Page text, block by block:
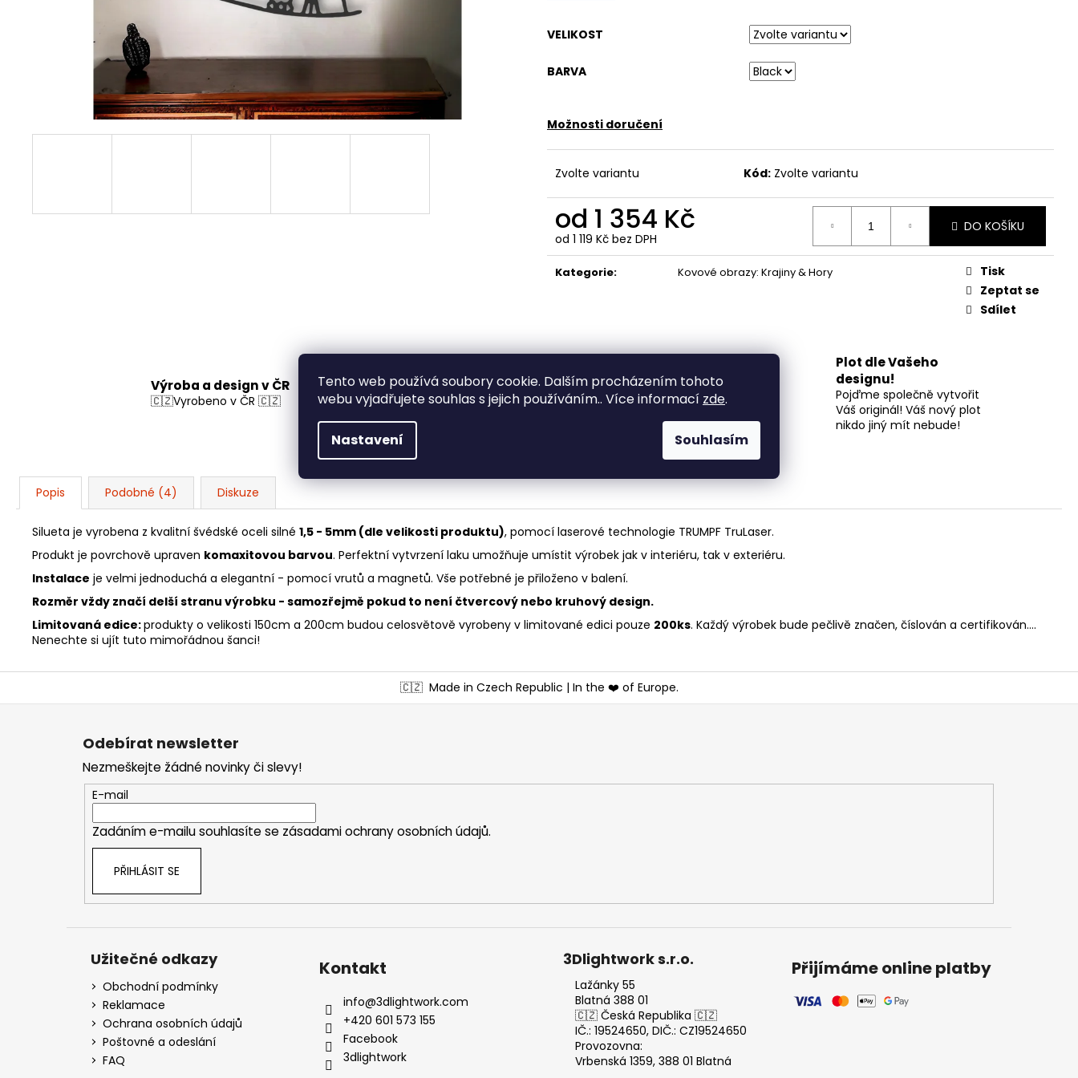
Tento web používá soubory cookie. Dalším procházením tohoto
webu vyjadřujete souhlas s jejich používáním.. Více informací zde.
Nastavení Souhlasím
VELIKOST
BARVA
Možnosti doručení
Zvolte variantu Kód: Zvolte variantu
od 1 354 Kč
od 1 119 Kč bez DPH
Měrná
cena:
DO KOŠÍKU
Kategorie: Kovové obrazy: Krajiny & Hory
Tisk
Zeptat se
Sdílet
Výroba a design v ČR
🇨🇿Vyrobeno v ČR 🇨🇿
Výroba na míru
Výroba přesně dle Vašich
požadavků a přání.
řemeslo!
Moderní technologie a 18
let zkušeností!
Plot dle Vašeho
designu!
Pojďme společně vytvořit
Váš originál! Váš nový plot
nikdo jiný mít nebude!
Popis Podobné (4) Diskuze
Silueta je vyrobena z kvalitní švédské oceli silné 1,5 - 5mm (dle velikosti produktu), pomocí laserové technologie TRUMPF TruLaser.
Produkt je povrchově upraven komaxitovou barvou. Perfektní vytvrzení laku umožňuje umístit výrobek jak v interiéru, tak v exteriéru.
Instalace je velmi jednoduchá a elegantní - pomocí vrutů a magnetů. Vše potřebné je přiloženo v balení.
Rozměr vždy značí delší stranu výrobku - samozřejmě pokud to není čtvercový nebo kruhový design.
Limitovaná edice:produkty o velikosti 150cm a 200cm budou celosvětově vyrobeny v limitované edici pouze 200ks. Každý výrobek bude pečlivě značen, číslován a certifikován....
Nenechte si ujít tuto mimořádnou šanci!
Z
á
🇨🇿 Made in Czech Republic | In the ❤️ of Europe.
Odebírat newsletter
Nezmeškejte žádné novinky či slevy!
E-mail
Zadáním e-mailu souhlasíte se zásadami ochrany osobních údajů.
PŘIHLÁSIT SE
Užitečné odkazy
Obchodní podmínky
Reklamace
Ochrana osobních údajů
Poštovné a odeslání
FAQ
Kontakt
info@3dlightwork.com
+420 601 573 155
Facebook
3dlightwork
3Dlightwork s.r.o.
Lažánky 55
Blatná 388 01
🇨🇿 Česká Republika 🇨🇿
IČ.: 19524650, DIČ.: CZ19524650
Provozovna:
Vrbenská 1359, 388 01 Blatná
Přijímáme online platby